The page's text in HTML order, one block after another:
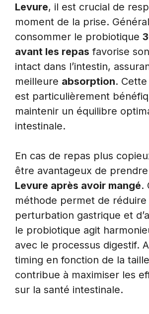
Levure, il est crucial de
moment de la prise.
consommer le probiotique
avant les repas favorise
intact dans l’intestin,
meilleure absorption.
est particulièrement
maintenir un équilibre
intestinale.
En cas de repas plus
être avantageux de prendre
Levure après avoir mangé.
méthode permet de réduire
perturbation gastrique et
le probiotique agit
avec le processus digestif.
timing en fonction de la
contribue à maximiser les
sur la santé intestinale.